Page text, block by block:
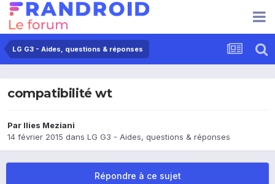
LG G3 - Aides, questions & réponses
compatibilité wt
Par Ilies Meziani
14 février 2015 dans LG G3 - Aides, questions & réponses
Répondre à ce sujet